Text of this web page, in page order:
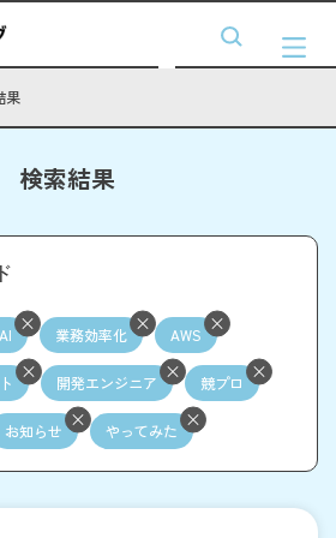
果
検索結果
AI 業務効率化 AWS
開発エンジニア 競プロ
お知らせ やってみた